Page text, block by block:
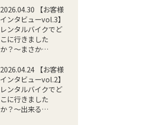
2026.04.30 【お客様
インタビューvol.3】
レンタルバイクでど
こに行きました
か？〜まさか…
2026.04.24 【お客様
インタビューvol.2】
レンタルバイクでど
こに行きました
か？〜出来る…